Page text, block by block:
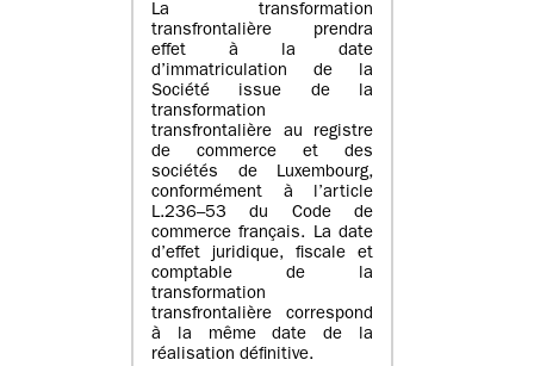
La transformation
transfrontalière prendra
effet à la date
d’immatriculation de la
Société issue de la
transformation
transfrontalière au registre
de commerce et des
sociétés de Luxembourg,
conformément à l’article
L.236–53 du Code de
commerce français. La date
d’effet juridique, fiscale et
comptable de la
transformation
transfrontalière correspond
à la même date de la
réalisation définitive.